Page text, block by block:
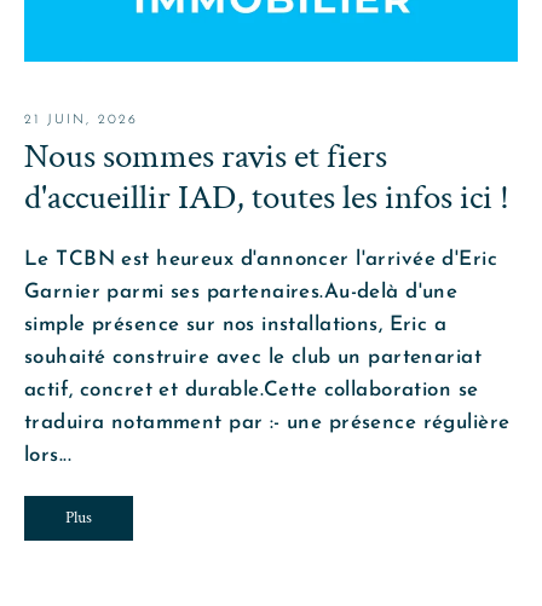
21 JUIN, 2026
Nous sommes ravis et fiers
d'accueillir IAD, toutes les infos ici !
Le TCBN est heureux d'annoncer l'arrivée d'Eric
Garnier parmi ses partenaires.Au-delà d'une
simple présence sur nos installations, Eric a
souhaité construire avec le club un partenariat
actif, concret et durable.Cette collaboration se
traduira notamment par :- une présence régulière
lors...
Plus